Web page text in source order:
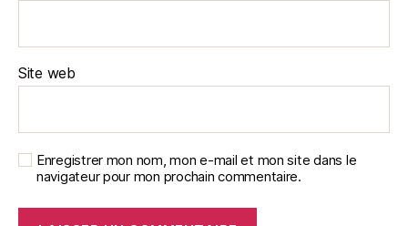
Site web
Enregistrer mon nom, mon e-mail et mon site dans le
navigateur pour mon prochain commentaire.